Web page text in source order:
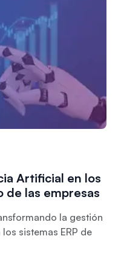
Artificial en los
de las empresas
la gestión
sistemas ERP de